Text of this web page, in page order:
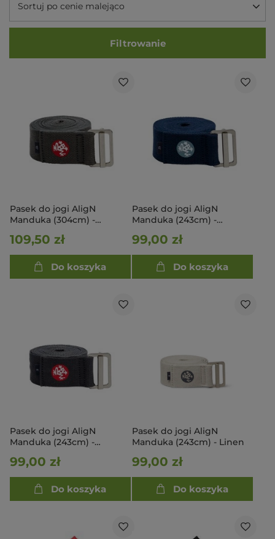
Sortuj po cenie malejąco
Filtrowanie
Pasek do jogi AligN
Manduka (304cm) -
109,50 zł
Do koszyka
Pasek do jogi AligN
Manduka (243cm) -
99,00 zł
Do koszyka
Pasek do jogi AligN
Manduka (243cm) -
99,00 zł
Do koszyka
Pasek do jogi AligN
Manduka (243cm) - Linen
99,00 zł
Do koszyka